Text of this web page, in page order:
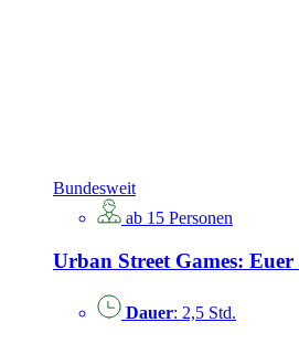
Bundesweit
ab 15 Personen
Urban Street Games: Euer
Dauer: 2,5 Std.